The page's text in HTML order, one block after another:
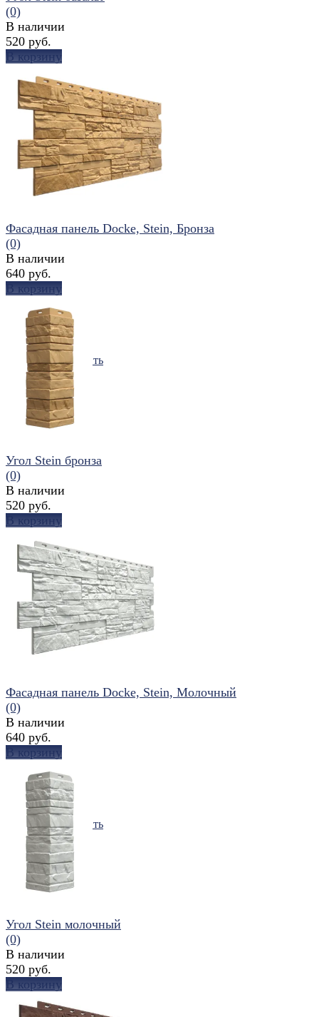
избранное сравнить
(0)
В наличии
520 руб.
В корзину
избранное сравнить
Фасадная панель Docke, Stein, Бронза
(0)
В наличии
640 руб.
В корзину
избранное сравнить
Угол Stein бронза
(0)
В наличии
520 руб.
В корзину
избранное сравнить
Фасадная панель Docke, Stein, Молочный
(0)
В наличии
640 руб.
В корзину
Угол Stein молочный
(0)
В наличии
520 руб.
В корзину